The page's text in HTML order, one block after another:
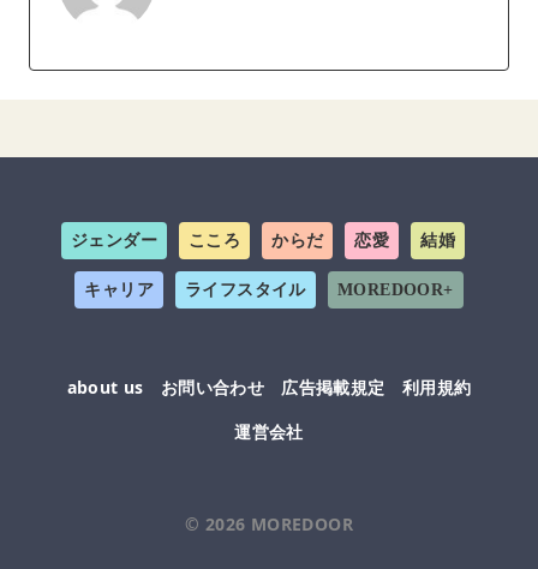
ジェンダー こころ からだ 恋愛 結婚
キャリア ライフスタイル MOREDOOR+
about us お問い合わせ 広告掲載規定
利用規約
運営会社
© 2026 MOREDOOR